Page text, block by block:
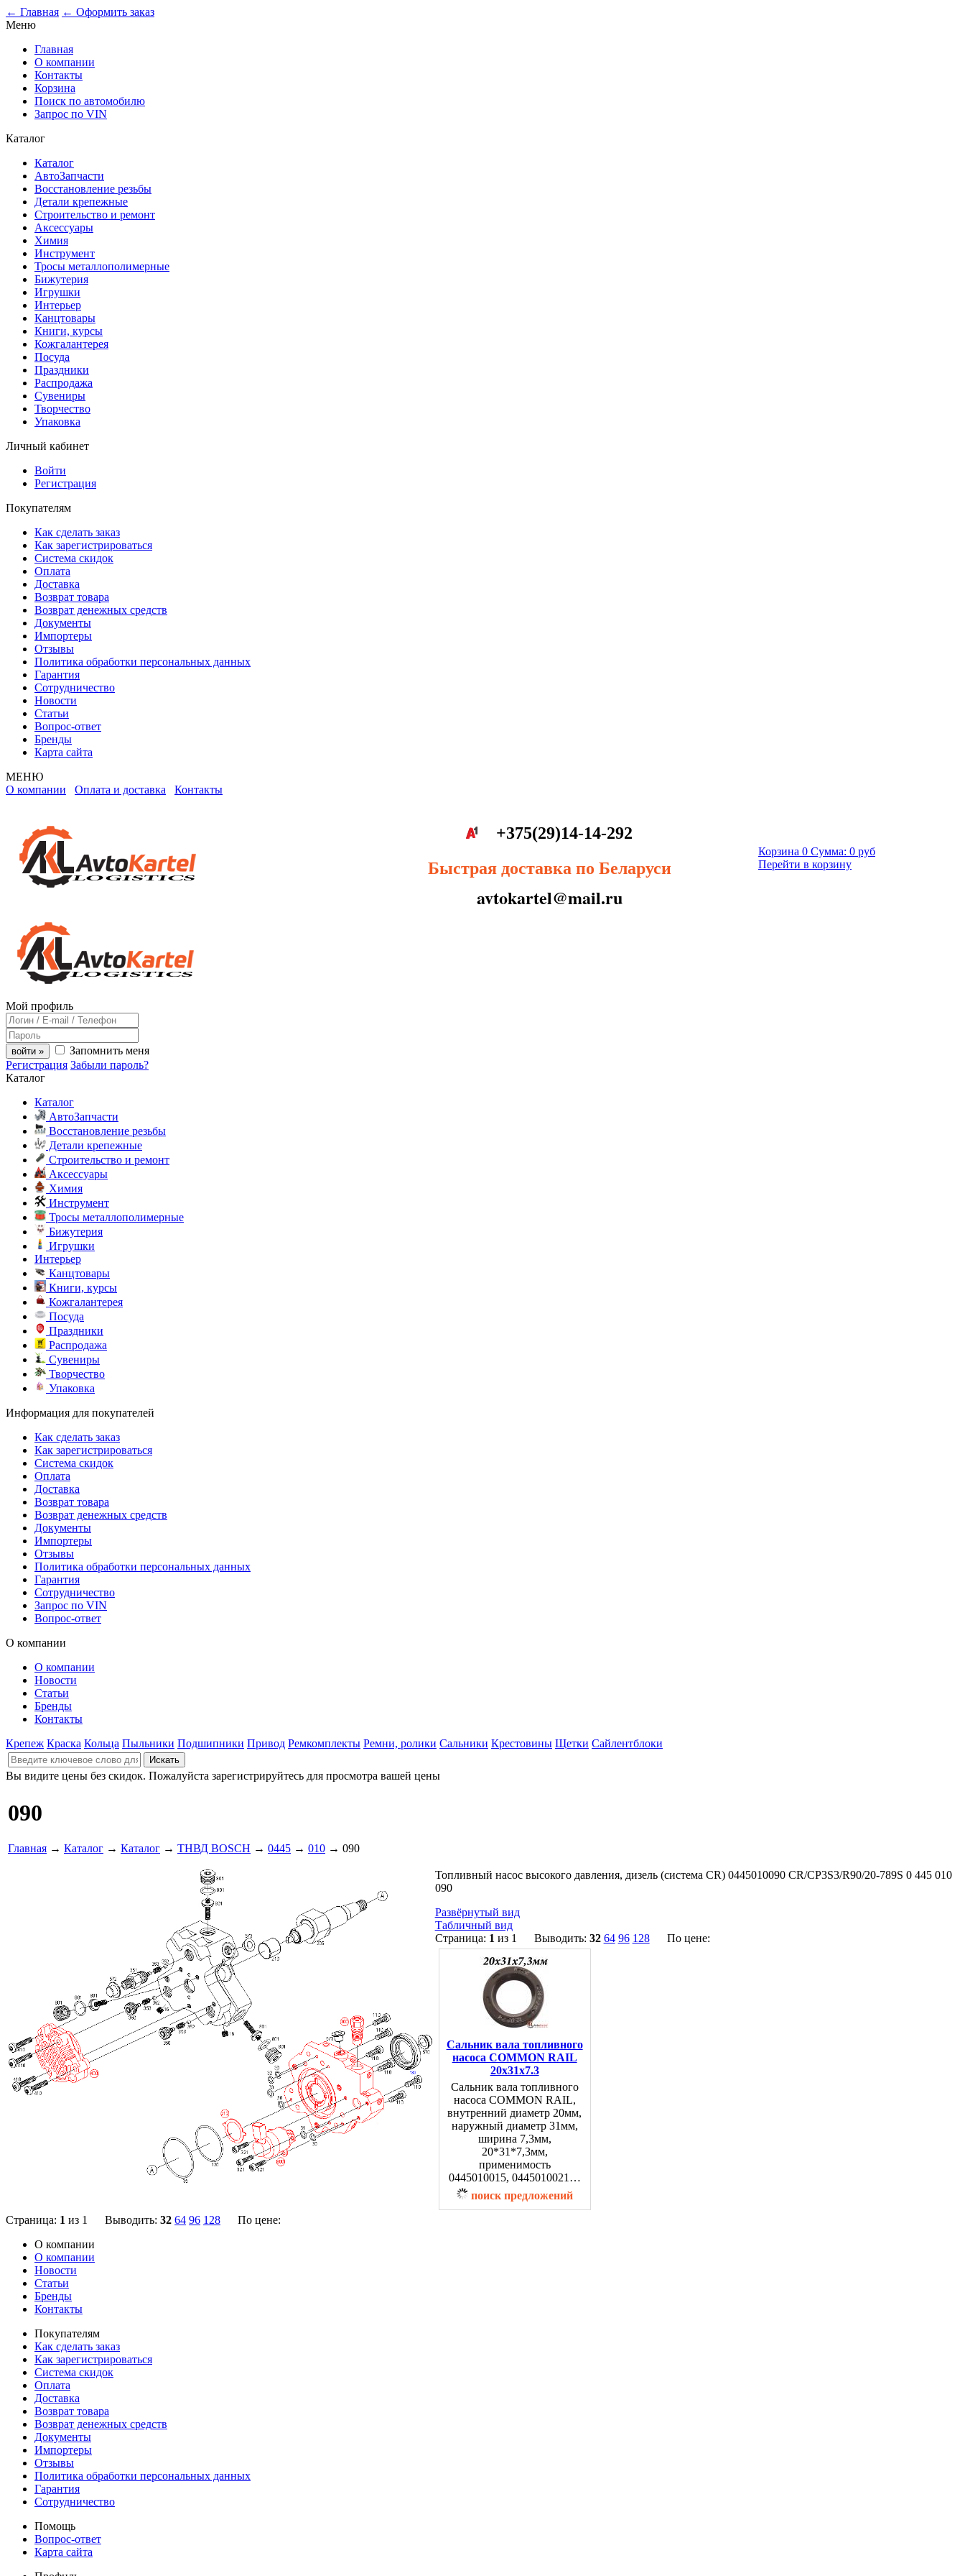
← Главная ← Оформить заказ
Меню
Главная
О компании
Контакты
Корзина
Поиск по автомобилю
Запрос по VIN
Каталог
Каталог
АвтоЗапчасти
Восстановление резьбы
Детали крепежные
Строительство и ремонт
Аксессуары
Химия
Инструмент
Тросы металлополимерные
Бижутерия
Игрушки
Интерьер
Канцтовары
Книги, курсы
Кожгалантерея
Посуда
Праздники
Распродажа
Сувениры
Творчество
Упаковка
Личный кабинет
Войти
Регистрация
Покупателям
Как сделать заказ
Как зарегистрироваться
Система скидок
Оплата
Доставка
Возврат товара
Возврат денежных средств
Документы
Импортеры
Отзывы
Политика обработки персональных данных
Гарантия
Сотрудничество
Новости
Статьи
Вопрос-ответ
Бренды
Карта сайта
МЕНЮ
О компании Оплата и доставка Контакты
+375(29)14-14-292
Быстрая доставка по Беларуси
avtokartel@mail.ru
Корзина 0 Сумма: 0 руб
Перейти в корзину
Мой профиль
войти »
Запомнить меня
Регистрация Забыли пароль?
Каталог
Каталог
АвтоЗапчасти
Восстановление резьбы
Детали крепежные
Строительство и ремонт
Аксессуары
Химия
Инструмент
Тросы металлополимерные
Бижутерия
Игрушки
Интерьер
Канцтовары
Книги, курсы
Кожгалантерея
Посуда
Праздники
Распродажа
Сувениры
Творчество
Упаковка
Информация для покупателей
Как сделать заказ
Как зарегистрироваться
Система скидок
Оплата
Доставка
Возврат товара
Возврат денежных средств
Документы
Импортеры
Отзывы
Политика обработки персональных данных
Гарантия
Сотрудничество
Запрос по VIN
Вопрос-ответ
О компании
О компании
Новости
Статьи
Бренды
Контакты
Крепеж Краска Кольца Пыльники Подшипники Привод Ремкомплекты Ремни, ролики Сальники Крестовины Щетки Сайлентблоки
Вы видите цены без скидок. Пожалуйста зарегистрируйтесь для просмотра вашей цены
090
Главная → Каталог → Каталог → ТНВД BOSCH → 0445 → 010 → 090
Топливный насос высокого давления, дизель (система CR) 0445010090 CR/CP3S3/R90/20-789S 0 445 010
090
Развёрнутый вид
Табличный вид
Страница: 1 из 1 Выводить: 32 64 96 128 По цене:
Сальник вала топливного
насоса COMMON RAIL
20x31x7.3
Сальник вала топливного
насоса COMMON RAIL,
внутренний диаметр 20мм,
наружный диаметр 31мм,
ширина 7,3мм,
20*31*7,3мм,
применимость
0445010015, 0445010021…
поиск предложений
Страница: 1 из 1 Выводить: 32 64 96 128
По цене:
О компании
О компании
Новости
Статьи
Бренды
Контакты
Покупателям
Как сделать заказ
Как зарегистрироваться
Система скидок
Оплата
Доставка
Возврат товара
Возврат денежных средств
Документы
Импортеры
Отзывы
Политика обработки персональных данных
Гарантия
Сотрудничество
Помощь
Вопрос-ответ
Карта сайта